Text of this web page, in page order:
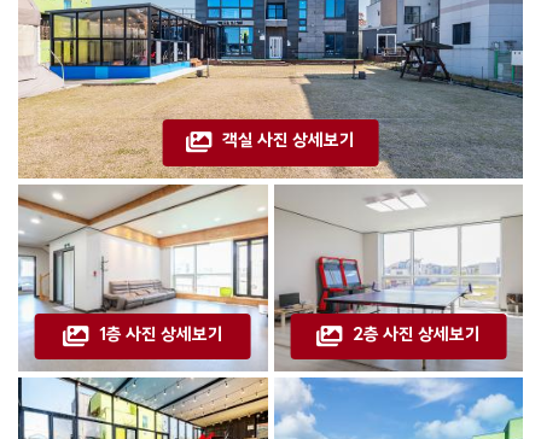
객실 사진 상세보기
1층 사진 상세보기 2층 사진 상세보기